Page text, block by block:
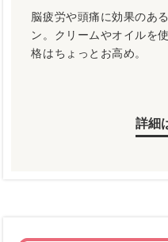
脳疲労や頭痛に効果のあ
ン。クリームやオイルを
格はちょっとお高め。
詳細